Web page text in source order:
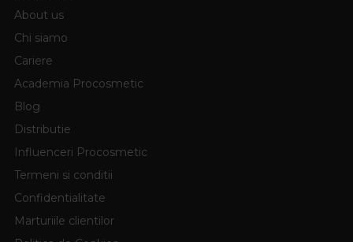
About us
Chi siamo
Cariere
Academia Procosmetic
Blog
Distributie
Influenceri Procosmetic
Termeni si conditii
Confidentialitate
Marturiile clientilor